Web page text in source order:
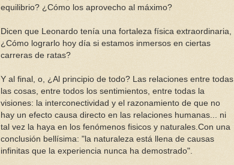
equilibrio? ¿Cómo los aprovecho al máximo?
Dicen que Leonardo tenía una fortaleza física extraordinaria,
¿Cómo lograrlo hoy día si estamos inmersos en ciertas
carreras de ratas?
Y al final, o, ¿Al principio de todo? Las relaciones entre todas
las cosas, entre todos los sentimientos, entre todas la
visiones: la interconectividad y el razonamiento de que no
hay un efecto causa directo en las relaciones humanas... ni
tal vez la haya en los fenómenos fisicos y naturales.Con una
conclusión bellísima: "la naturaleza está llena de causas
infinitas que la experiencia nunca ha demostrado".